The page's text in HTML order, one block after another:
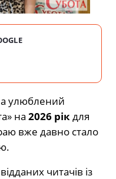
улюблений
на 2026 рік для
вже давно стало
читачів із